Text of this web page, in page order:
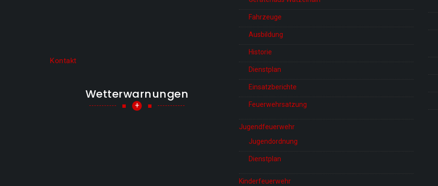
Kontakt
Wetterwarnungen
+
Fahrzeuge
Ausbildung
Historie
Dienstplan
Einsatzberichte
Feuerwehrsatzung
Jugendfeuerwehr
Jugendordnung
Dienstplan
Kinderfeuerwehr